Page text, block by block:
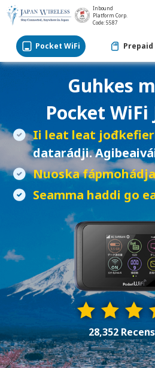
Inbound
Platform Corp.
Code: 5587
Pocket WiFi Prepaid
Guhkes
Pocket WiFi
Ii leat leat
datarádji.
Nuoska fápmohádja
Seamma haddi go
28,352